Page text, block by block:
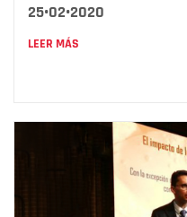
25•02•2020
LEER MÁS